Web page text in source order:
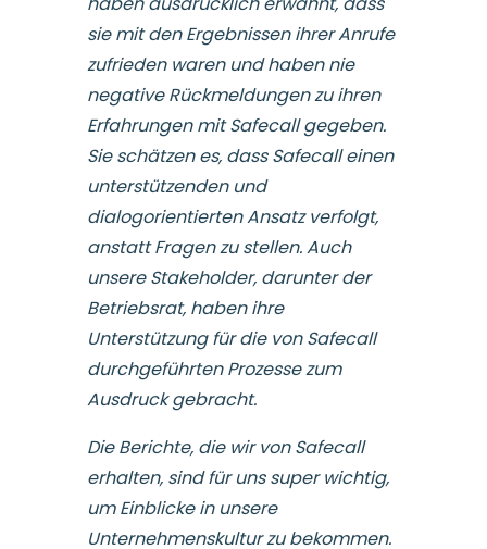
sie mit den Ergebnissen ihrer Anrufe
zufrieden waren und haben nie
negative Rückmeldungen zu ihren
Erfahrungen mit Safecall gegeben.
Sie schätzen es, dass Safecall einen
unterstützenden und
dialogorientierten Ansatz verfolgt,
anstatt Fragen zu stellen. Auch
unsere Stakeholder, darunter der
Betriebsrat, haben ihre
Unterstützung für die von Safecall
durchgeführten Prozesse zum
Ausdruck gebracht.
Die Berichte, die wir von Safecall
erhalten, sind für uns super wichtig,
um Einblicke in unsere
Unternehmenskultur zu bekommen.